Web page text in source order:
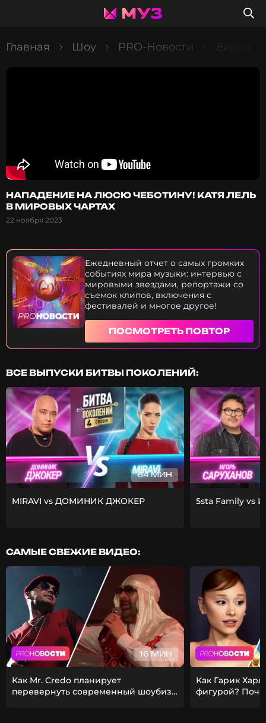
Главная Шоу PRO-Новости
НАПАДЕНИЕ НА ЛЮСЮ ЧЕБОТИНУ! КАТЯ ЛЕЛЬ
В МИРОВЫХ ЧАРТАХ
22 ноября 2023
Ежедневный отчет о самых громких
событиях мира музыки: интервью с
мировыми звездами, репортажи со
съемок клипов, включения с
фестивалей и многое другое!
ПОСМОТРЕТЬ ПОВТОР
ВСЕ ВЫПУСКИ БИТВЫ ПОКОЛЕНИЙ:
64 МИН
MIRAVI vs ДОМИНИК ДЖОКЕР 5sta Family vs
САМЫЕ СВЕЖИЕ ВИДЕО:
16 МИН
Как Mr. Credo планирует
перевернуть современный шоубиз?
Как Гарик
фигурой?